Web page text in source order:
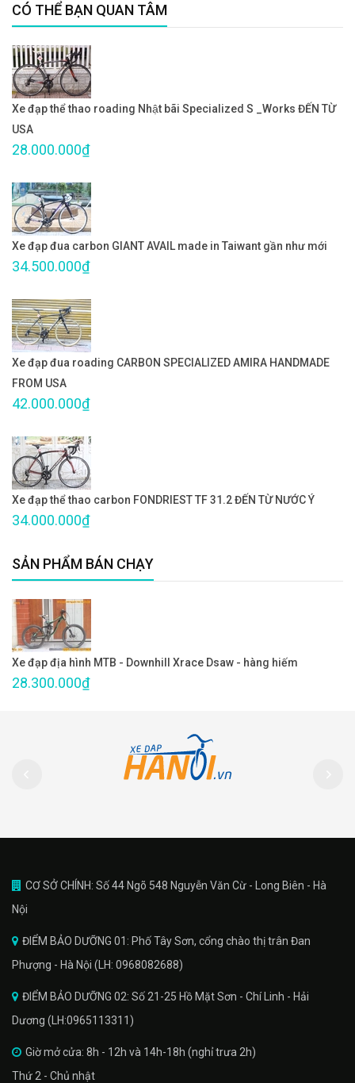
CÓ THỂ BẠN QUAN TÂM
Xe đạp thể thao roading Nhật bãi Specialized S _Works ĐẾN TỪ
USA
28.000.000₫
Xe đạp đua carbon GIANT AVAIL made in Taiwant gần như mới
34.500.000₫
Xe đạp đua roading CARBON SPECIALIZED AMIRA HANDMADE
FROM USA
42.000.000₫
Xe đạp thể thao carbon FONDRIEST TF 31.2 ĐẾN TỪ NƯỚC Ý
34.000.000₫
SẢN PHẨM BÁN CHẠY
Xe đạp địa hình MTB - Downhill Xrace Dsaw - hàng hiếm
28.300.000₫
CƠ SỞ CHÍNH: Số 44 Ngõ 548 Nguyễn Văn Cừ - Long Biên - Hà
Nội
ĐIỂM BẢO DƯỠNG 01: Phố Tây Sơn, cổng chào thị trân Đan
Phượng - Hà Nội (LH: 0968082688)
ĐIỂM BẢO DƯỠNG 02: Số 21-25 Hồ Mặt Sơn - Chí Linh - Hải
Dương (LH:0965113311)
Giờ mở cửa: 8h - 12h và 14h-18h (nghỉ trưa 2h)
Thứ 2 - Chủ nhật